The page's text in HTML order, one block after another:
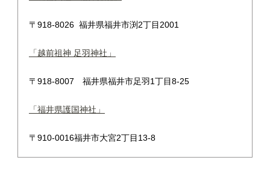
〒918-8026 福井県福井市渕2丁目2001
「越前祖神 足羽神社」
〒918-8007 福井県福井市足羽1丁目8-25
「福井県護国神社」
〒910-0016福井市大宮2丁目13-8